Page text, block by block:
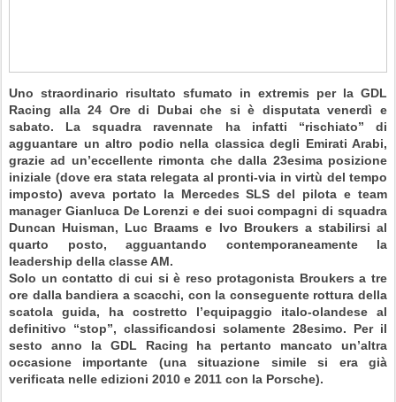
Uno straordinario risultato sfumato in extremis per la GDL
Racing alla 24 Ore di Dubai che si è disputata venerdì e
sabato. La squadra ravennate ha infatti “rischiato” di
agguantare un altro podio nella classica degli Emirati Arabi,
grazie ad un’eccellente rimonta che dalla 23esima posizione
iniziale (dove era stata relegata al pronti-via in virtù del tempo
imposto) aveva portato la Mercedes SLS del pilota e team
manager Gianluca De Lorenzi e dei suoi compagni di squadra
Duncan Huisman, Luc Braams e Ivo Broukers a stabilirsi al
quarto posto, agguantando contemporaneamente la
leadership della classe AM.
Solo un contatto di cui si è reso protagonista Broukers a tre
ore dalla bandiera a scacchi, con la conseguente rottura della
scatola guida, ha costretto l’equipaggio italo-olandese al
definitivo “stop”, classificandosi solamente 28esimo. Per il
sesto anno la GDL Racing ha pertanto mancato un’altra
occasione importante (una situazione simile si era già
verificata nelle edizioni 2010 e 2011 con la Porsche).